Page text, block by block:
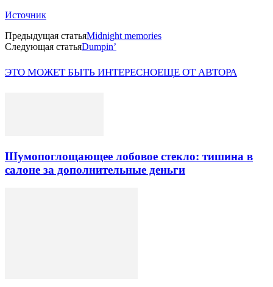
Источник
Предыдущая статьяMidnight memories
Следующая статьяDumpin’
ЭТО МОЖЕТ БЫТЬ ИНТЕРЕСНОЕЩЕ ОТ АВТОРА
Шумопоглощающее лобовое стекло: тишина в
салоне за дополнительные деньги